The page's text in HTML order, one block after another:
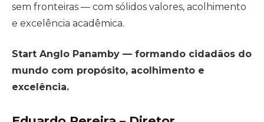
sem fronteiras — com sólidos valores, acolhimento
e excelência acadêmica.
Start Anglo Panamby — formando cidadãos do
mundo com propósito, acolhimento e
excelência.